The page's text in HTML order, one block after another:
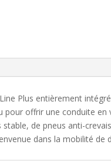
Plus entièrement
pour offrir une conduite
stable, de pneus anti-
dans la mobilité de